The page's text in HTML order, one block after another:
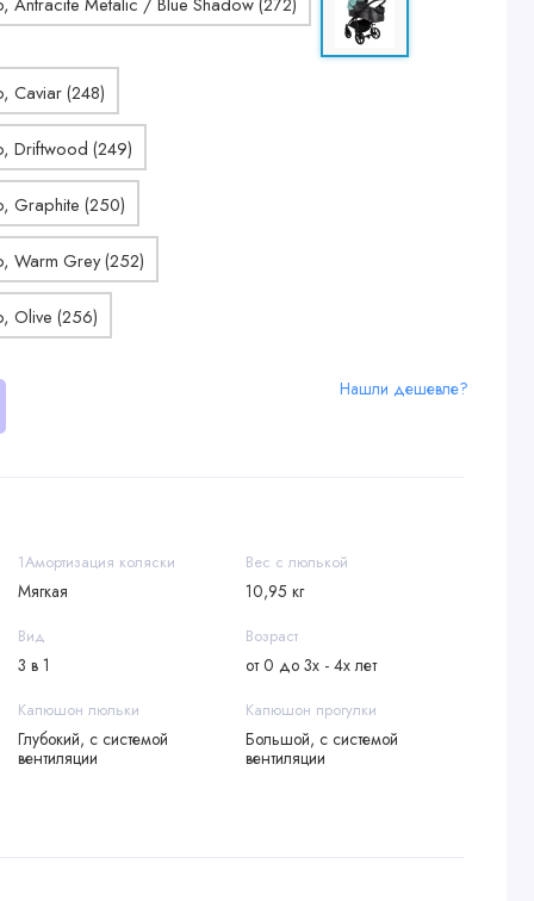
Нашли дешевле?
1Амортизация коляски
Мягкая
Вес с люлькой
10,95 кг
Вид
3 в 1
Возраст
от 0 до 3х - 4х лет
Капюшон люльки
Глубокий, с системой
вентиляции
Капюшон прогулки
Большой, с системой
вентиляции